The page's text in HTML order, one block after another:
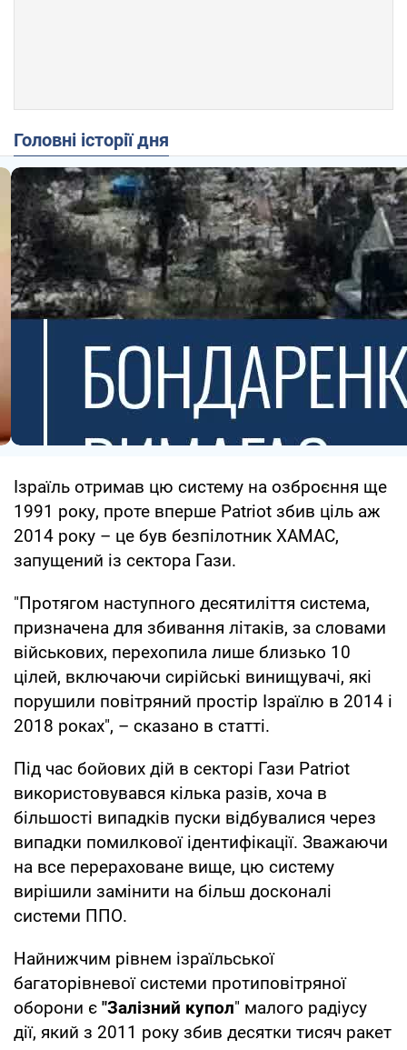
Головні історії дня
Ізраїль отримав цю систему на озброєння ще
1991 року, проте вперше Patriot збив ціль аж
2014 року – це був безпілотник ХАМАС,
запущений із сектора Гази.
"Протягом наступного десятиліття система,
призначена для збивання літаків, за словами
військових, перехопила лише близько 10
цілей, включаючи сирійські винищувачі, які
порушили повітряний простір Ізраїлю в 2014 і
2018 роках", – сказано в статті.
Під час бойових дій в секторі Гази Patriot
використовувався кілька разів, хоча в
більшості випадків пуски відбувалися через
випадки помилкової ідентифікації. Зважаючи
на все перераховане вище, цю систему
вирішили замінити на більш досконалі
системи ППО.
Найнижчим рівнем ізраїльської
багаторівневої системи протиповітряної
оборони є "Залізний купол" малого радіусу
дії, який з 2011 року збив десятки тисяч ракет